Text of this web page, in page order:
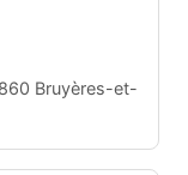
Bruyères-et-